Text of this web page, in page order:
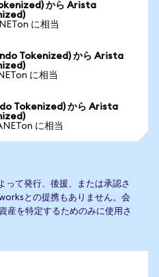
から Arista
に相当
Tokenized) から Arista
に相当
Tokenized) から Arista
に相当
て発行、後援、または承認さ
との提携もありません。会
産を特定するためのみに使用さ